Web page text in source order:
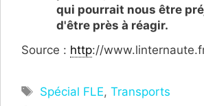
qui pourrait nous être
d'être près à réagir.
Source : http://
Étiquettes
Spécial FLE,Transports